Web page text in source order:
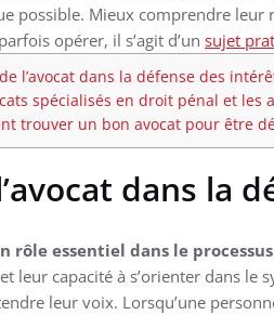
possible. Mieux comprendre leur
opérer, il s’agit d’un sujet
l’avocat dans la défense des
spécialisés en droit pénal et les
trouver un bon avocat pour être
dans la
rôle essentiel dans le
leur capacité à s’orienter dans le
leur voix. Lorsqu’une